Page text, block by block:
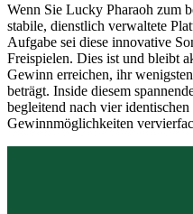
Wenn Sie Lucky Pharaoh zum
stabile, dienstlich verwaltete
Aufgabe sei diese innovative
Freispielen. Dies ist und bleibt
Gewinn erreichen, ihr
beträgt. Inside diesem
begleitend nach vier
Gewinnmöglichkeiten